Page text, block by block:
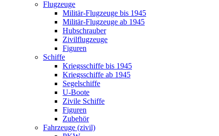
Flugzeuge
Militär-Flugzeuge bis 1945
Militär-Flugzeuge ab 1945
Hubschrauber
Zivilflugzeuge
Figuren
Schiffe
Kriegsschiffe bis 1945
Kriegsschiffe ab 1945
Segelschiffe
U-Boote
Zivile Schiffe
Figuren
Zubehör
Fahrzeuge (zivil)